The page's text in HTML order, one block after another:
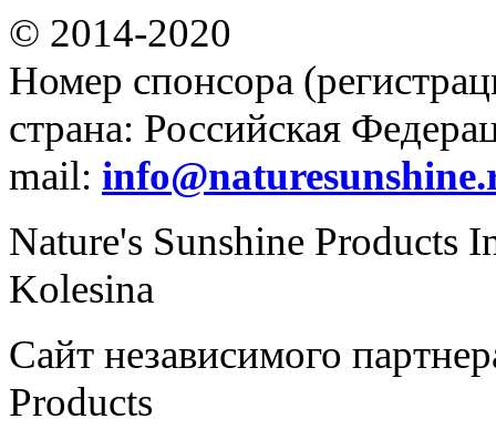
© 2014-2020
Номер спонсора
страна: Российская
mail:
Nature's Sunshine Products
Kolesina
Сайт независимого
Products